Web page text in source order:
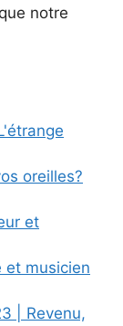
notre
oreilles?
et
et musicien
| Revenu,